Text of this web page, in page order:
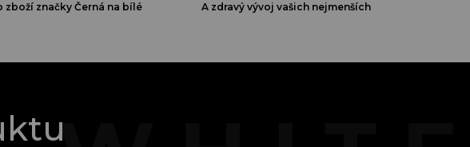
zboží značky Černá na bílé A zdravý vývoj vašich nejmenších